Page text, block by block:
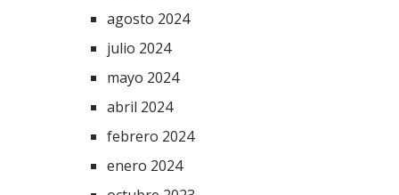
agosto 2024
julio 2024
mayo 2024
abril 2024
febrero 2024
enero 2024